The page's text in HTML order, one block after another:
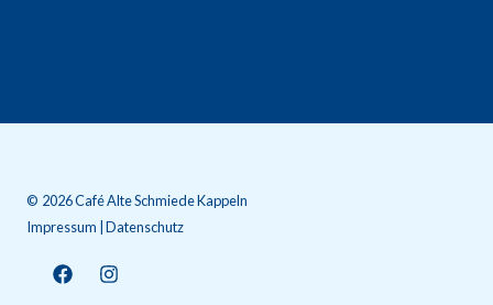
© 2026 Café Alte Schmiede Kappeln
Impressum | Datenschutz